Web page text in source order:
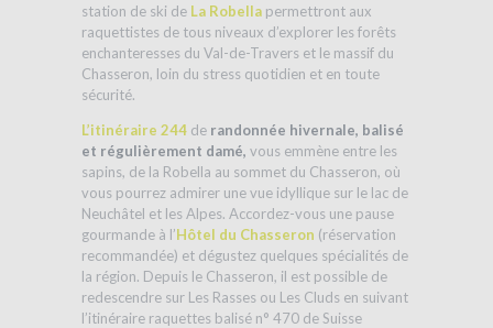
station de ski de La Robella permettront aux
raquettistes de tous niveaux d’explorer les forêts
enchanteresses du Val-de-Travers et le massif du
Chasseron, loin du stress quotidien et en toute
sécurité.
L’itinéraire 244 de randonnée hivernale, balisé
et régulièrement damé, vous emmène entre les
sapins, de la Robella au sommet du Chasseron, où
vous pourrez admirer une vue idyllique sur le lac de
Neuchâtel et les Alpes. Accordez-vous une pause
gourmande à l’Hôtel du Chasseron (réservation
recommandée) et dégustez quelques spécialités de
la région. Depuis le Chasseron, il est possible de
redescendre sur Les Rasses ou Les Cluds en suivant
l’itinéraire raquettes balisé n° 470 de Suisse